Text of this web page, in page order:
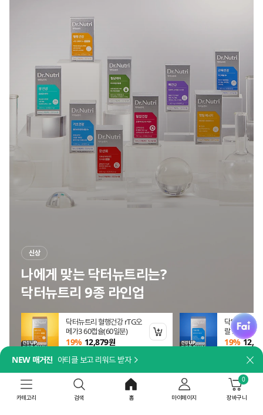
스트라버진
장바구니 담기
신상
나에게 맞는 닥터뉴트리는?
닥터뉴트리 9종 라인업
닥터뉴트리 혈행건강 rTG오
메가3 60캡슐(60일분)
19% 12,879원 장바구니 담기
닥터뉴트리
랄 B+ X60정
19%
신상발견 바로가기
NEW 매거진 아티클 보고 리워드 받자
fai
카테고리 검색 홈 마이페이지 장바구니
0